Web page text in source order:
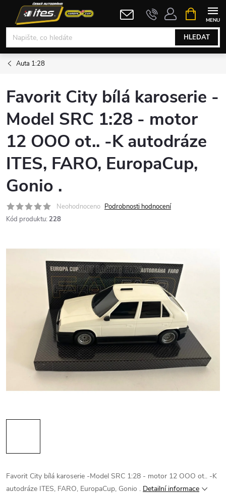
obsah
HLEDAT
NÁKUPNÍ
KOŠÍK
Auta 1:28
Favorit City bílá karoserie -
Model SRC 1:28 - motor
12 OOO ot.. -K autodráze
ITES, FARO, EuropaCup,
Gonio .
Neohodnoceno Podrobnosti hodnocení
Kód produktu: 228
Favorit City bílá karoserie -Model SRC 1:28 - motor 12 OOO ot.. -K
autodráze ITES, FARO, EuropaCup, Gonio . Detailní informace